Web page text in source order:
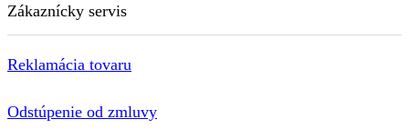
Zákaznícky servis
Reklamácia tovaru
Odstúpenie od zmluvy